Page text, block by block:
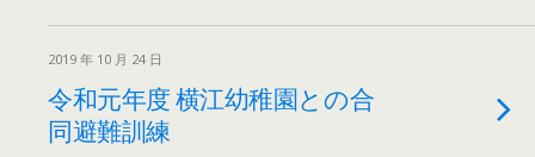
2019 年 10 月 24 日
令和元年度 横江幼稚園との合
同避難訓練